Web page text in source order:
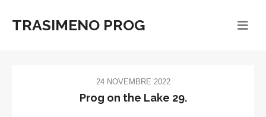
TRASIMENO PROG
24 NOVEMBRE 2022
Prog on the Lake 29.